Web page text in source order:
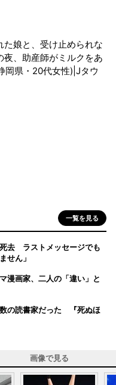
た娘と、受け止められな
夜、助産師がミルクをあ
岡県・20代女性)|Jタウ
一覧を見る
去 ラストメッセージでも
せん」
漫画家、二人の「違い」と
の読書家だった 『死ぬほ
画像で見る